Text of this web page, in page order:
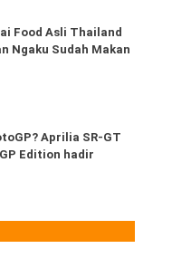
Food Asli Thailand
Ngaku Sudah Makan
Aprilia SR-GT
Edition hadir